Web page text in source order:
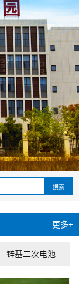
更多+
锌基二次电池